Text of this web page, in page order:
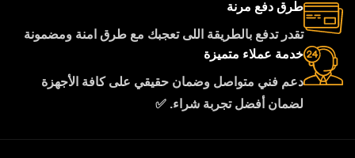
طرق دفع مرنة
تقدر تدفع بالطريقة اللى تعجبك مع طرق امنة ومضمونة
خدمة عملاء متميزة
دعم فني متواصل وضمان حقيقي على كافة الأجهزة
لضمان أفضل تجربة شراء. ✅